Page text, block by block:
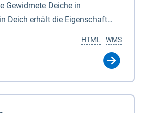
Gewidmete Deiche in
Deich erhält die Eigenschaft
Verordnung ausspricht. Für
WMS
HTML